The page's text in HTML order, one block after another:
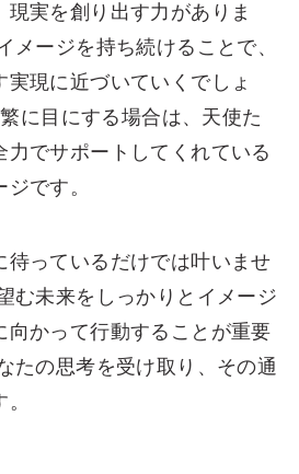
現実を創り出す力がありま
メージを持ち続けることで、
現に近づいていくでしょ
に目にする場合は、天使た
力でサポートしてくれている
です。
待っているだけでは叶いませ
む未来をしっかりとイメージ
向かって行動することが重要
たの思考を受け取り、その通